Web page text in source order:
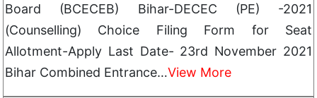
Board (BCECEB) Bihar-DECEC (PE) -2021
(Counselling) Choice Filing Form for Seat
Allotment-Apply Last Date- 23rd November 2021
Bihar Combined Entrance…View More